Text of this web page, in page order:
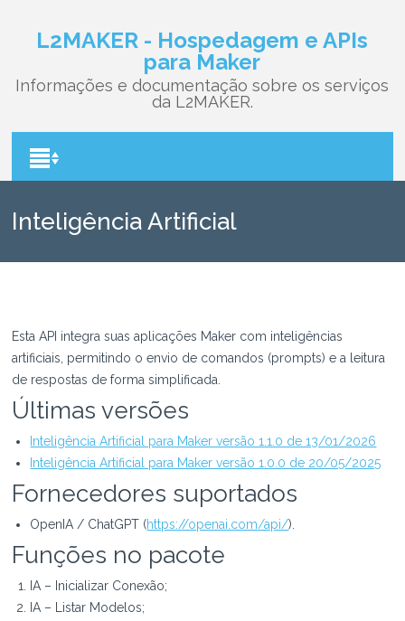
L2MAKER - Hospedagem e APIs
para Maker
Informações e documentação sobre os serviços
da L2MAKER.
Inteligência Artificial
Esta API integra suas aplicações Maker com inteligências
artificiais, permitindo o envio de comandos (prompts) e a leitura
de respostas de forma simplificada.
Últimas versões
Inteligência Artificial para Maker versão 1.1.0 de 13/01/2026
Inteligência Artificial para Maker versão 1.0.0 de 20/05/2025
Fornecedores suportados
OpenIA / ChatGPT (https://openai.com/api/).
Funções no pacote
IA – Inicializar Conexão;
IA – Listar Modelos;